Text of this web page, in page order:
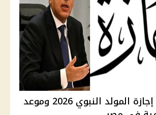
موقف ترحيل إجازة المولد النبوي 2026 وموعد